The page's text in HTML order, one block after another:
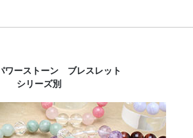
ワーストーン ブレスレット
シリーズ別